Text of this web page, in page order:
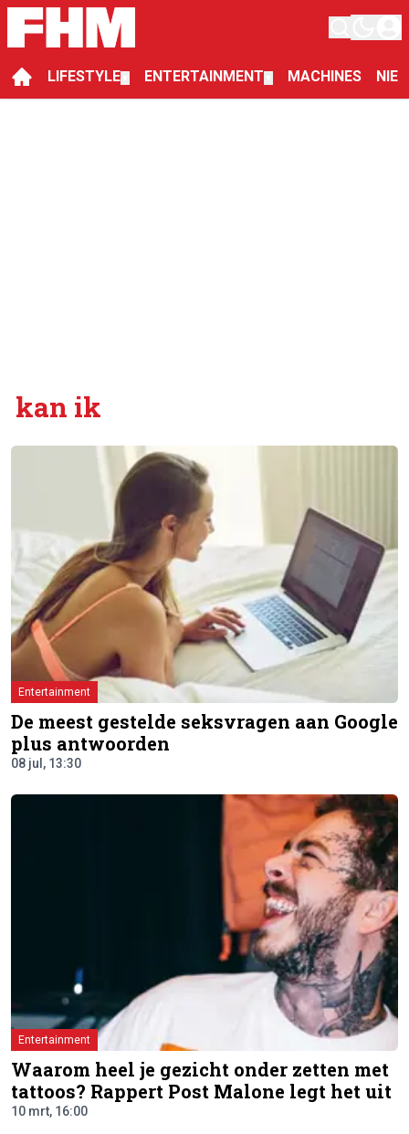
LIFESTYLE ENTERTAINMENT MACHINES
kan ik
Entertainment
De meest gestelde seksvragen aan Google
plus antwoorden
08 jul, 13:30
Entertainment
Waarom heel je gezicht onder zetten met
tattoos? Rappert Post Malone legt het uit
10 mrt, 16:00